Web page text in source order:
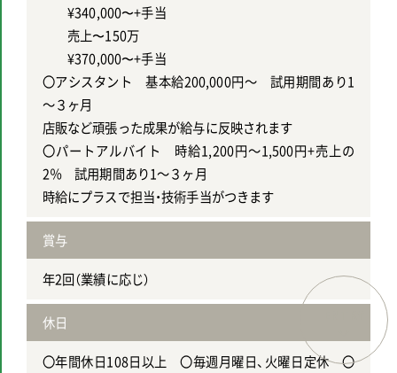
¥340,000〜+手当
売上〜150万
¥370,000〜+手当
〇アシスタント 基本給200,000円～ 試用期間あり1
～３ヶ月
店販など頑張った成果が給与に反映されます
〇パートアルバイト 時給1,200円～1,500円+売上の
2％ 試用期間あり1～３ヶ月
時給にプラスで担当・技術手当がつきます
賞与
年2回（業績に応じ）
休日
〇年間休日108日以上 〇毎週月曜日、火曜日定休 〇